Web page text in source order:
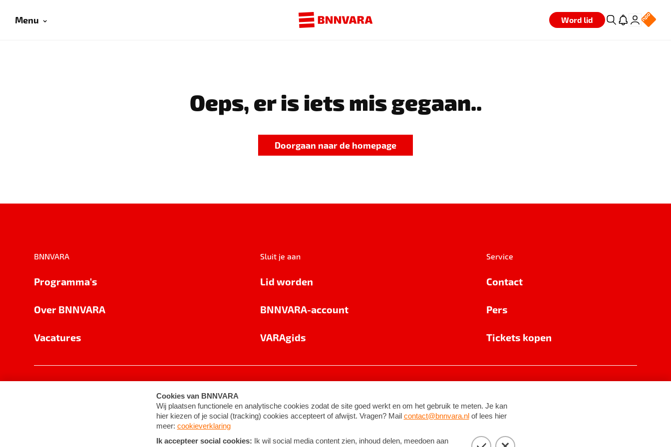
Menu Word lid
Oeps, er is iets mis gegaan..
Doorgaan naar de homepage
BNNVARA
Programma's
Over BNNVARA
Vacatures
Sluit je aan
Lid worden
BNNVARA-account
VARAgids
Service
Contact
Pers
Tickets kopen
Cookie-instellingen Algemene voorwaarden ©2026BNNVARA